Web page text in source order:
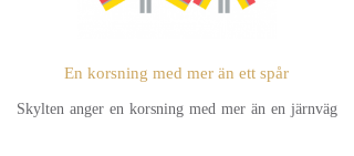
En korsning med mer än ett spår
Skylten anger en korsning med mer än en järnväg